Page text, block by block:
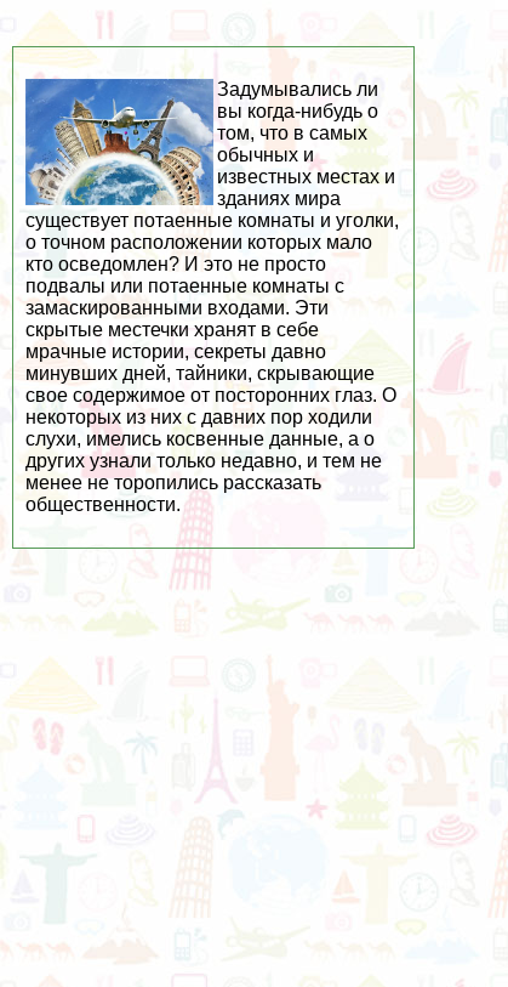
Задумывались ли
вы когда-нибудь о
том, что в самых
обычных и
известных местах и
зданиях мира
существует потаенные комнаты и уголки,
о точном расположении которых мало
кто осведомлен? И это не просто
подвалы или потаенные комнаты с
замаскированными входами. Эти
скрытые местечки хранят в себе
мрачные истории, секреты давно
минувших дней, тайники, скрывающие
свое содержимое от посторонних глаз. О
некоторых из них с давних пор ходили
слухи, имелись косвенные данные, а о
других узнали только недавно, и тем не
менее не торопились рассказать
общественности.